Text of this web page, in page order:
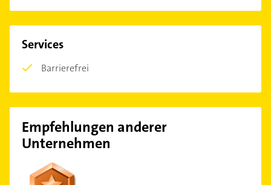
Services
Barrierefrei
Empfehlungen anderer
Unternehmen